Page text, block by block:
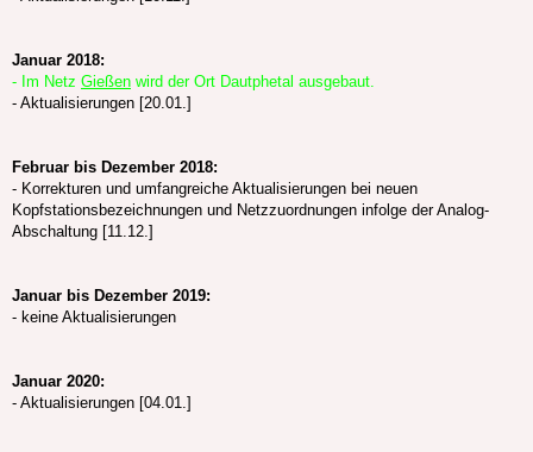
Januar 2018:
- Im Netz Gießen wird der Ort Dautphetal ausgebaut.
- Aktualisierungen [20.01.]
Februar bis Dezember 2018:
- Korrekturen und umfangreiche Aktualisierungen bei neuen
Kopfstationsbezeichnungen und Netzzuordnungen infolge der Analog-
Abschaltung [11.12.]
Januar bis Dezember 2019:
- keine Aktualisierungen
Januar 2020:
- Aktualisierungen [04.01.]